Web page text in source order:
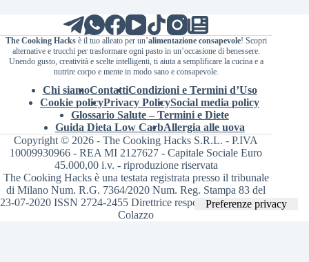
The Cooking Hacksè il tuo alleato per un’alimentazione consapevole! Scopri
alternative e trucchi per trasformare ogni pasto in un’occasione di benessere.
Unendo gusto, creatività e scelte intelligenti, ti aiuta a semplificare la cucina e a
nutrire corpo e mente in modo sano e consapevole.
Chi siamoContattiCondizioni e Termini d’Uso
Cookie policyPrivacy PolicySocial media policy
Glossario Salute – Termini e Diete
Guida Dieta Low CarbAllergia alle uova
Copyright © 2026 - The Cooking Hacks S.R.L. - P.IVA
10009930966 - REA MI 2127627 - Capitale Sociale Euro
45.000,00 i.v. - riproduzione riservata
The Cooking Hacks è una testata registrata presso il tribunale
di Milano Num. R.G. 7364/2020 Num. Reg. Stampa 83 del
23-07-2020 ISSN 2724-2455 Direttrice responsabile Valentina
Colazzo